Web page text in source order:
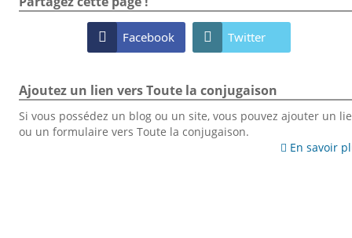
 Facebook  Twitter
Ajoutez un lien vers Toute la conjugaison
Si vous possédez un blog ou un site, vous pouvez ajouter un
ou un formulaire vers Toute la conjugaison.
 En savoir